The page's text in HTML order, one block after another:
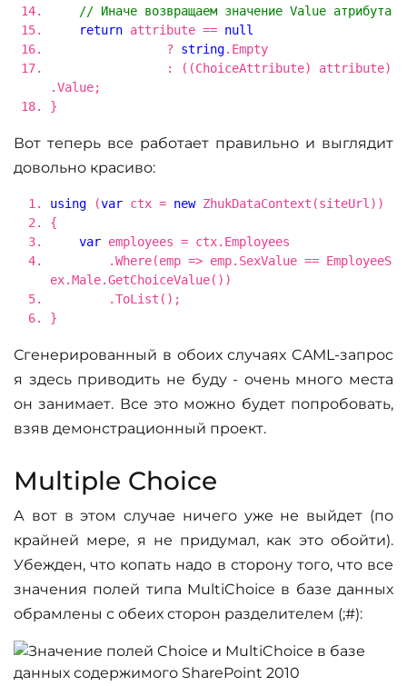
// Иначе возвращаем значение Value атрибута
return attribute == null
? string.Empty
: ((ChoiceAttribute) attribute)
.Value;
}
Вот теперь все работает правильно и выглядит
довольно красиво:
using (var ctx = newZhukDataContext(siteUrl))
{
var employees = ctx.Employees
.Where(emp => emp.SexValue == EmployeeS
ex.Male.GetChoiceValue())
.ToList();
}
Сгенерированный в обоих случаях CAML-запрос
я здесь приводить не буду - очень много места
он занимает. Все это можно будет попробовать,
взяв демонстрационный проект.
Multiple Choice
А вот в этом случае ничего уже не выйдет (по
крайней мере, я не придумал, как это обойти).
Убежден, что копать надо в сторону того, что все
значения полей типа MultiChoice в базе данных
обрамлены с обеих сторон разделителем (;#):